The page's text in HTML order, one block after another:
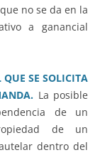
no se da en la
a ganancial
SE SOLICITA
La posible
de un
de un
dentro del